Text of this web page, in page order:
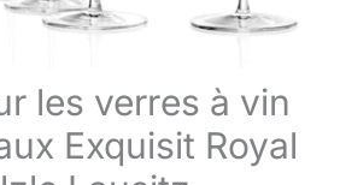
les verres à vin
Exquisit Royal